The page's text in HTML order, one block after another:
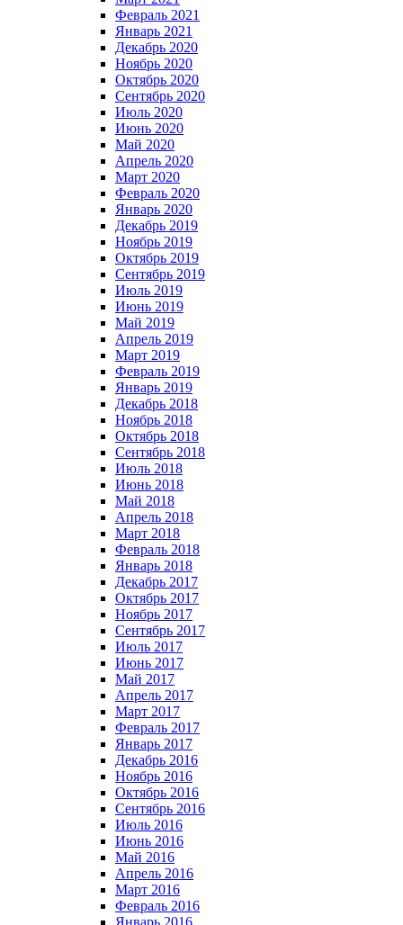
Февраль 2021
Январь 2021
Декабрь 2020
Ноябрь 2020
Октябрь 2020
Сентябрь 2020
Июль 2020
Июнь 2020
Май 2020
Апрель 2020
Март 2020
Февраль 2020
Январь 2020
Декабрь 2019
Ноябрь 2019
Октябрь 2019
Сентябрь 2019
Июль 2019
Июнь 2019
Май 2019
Апрель 2019
Март 2019
Февраль 2019
Январь 2019
Декабрь 2018
Ноябрь 2018
Октябрь 2018
Сентябрь 2018
Июль 2018
Июнь 2018
Май 2018
Апрель 2018
Март 2018
Февраль 2018
Январь 2018
Декабрь 2017
Октябрь 2017
Ноябрь 2017
Сентябрь 2017
Июль 2017
Июнь 2017
Май 2017
Апрель 2017
Март 2017
Февраль 2017
Январь 2017
Декабрь 2016
Ноябрь 2016
Октябрь 2016
Сентябрь 2016
Июль 2016
Июнь 2016
Май 2016
Апрель 2016
Март 2016
Февраль 2016
Январь 2016